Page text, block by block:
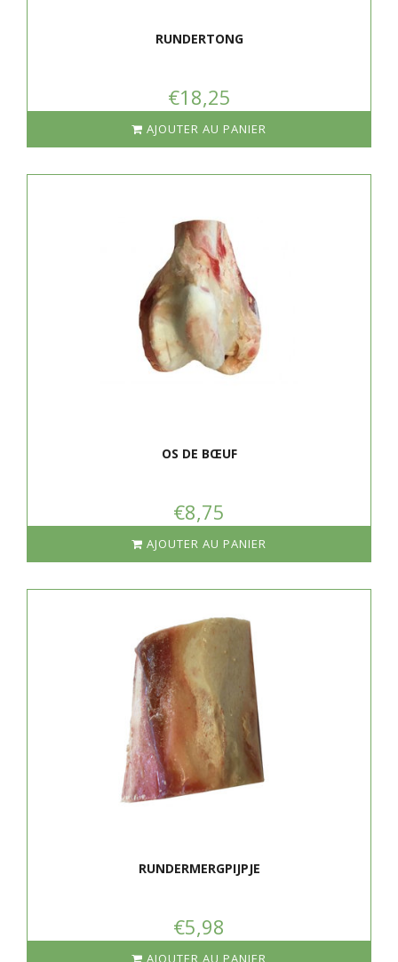
RUNDERTONG
€18,25
AJOUTER AU PANIER
OS DE BŒUF
€8,75
AJOUTER AU PANIER
RUNDERMERGPIJPJE
€5,98
AJOUTER AU PANIER